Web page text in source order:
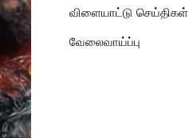
விளையாட்டு செய்திகள்
வேலைவாய்ப்பு